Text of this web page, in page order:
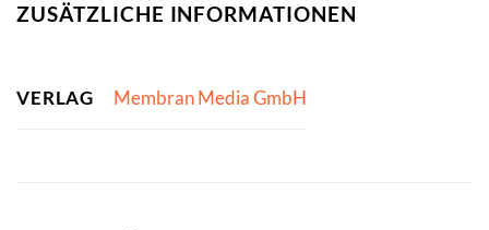
ZUSÄTZLICHE INFORMATIONEN
VERLAG Membran Media GmbH